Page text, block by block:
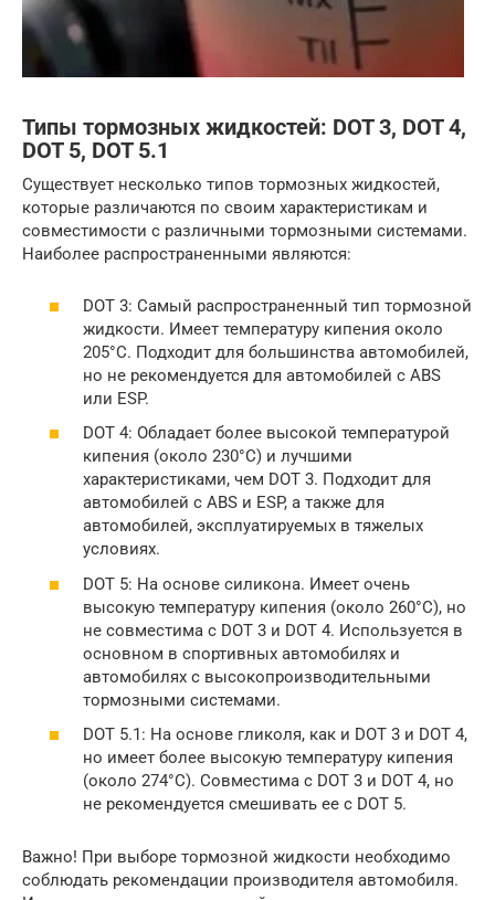
Типы тормозных жидкостей: DOT 3, DOT 4,
DOT 5, DOT 5.1
Существует несколько типов тормозных жидкостей,
которые различаются по своим характеристикам и
совместимости с различными тормозными системами.
Наиболее распространенными являются:
DOT 3: Самый распространенный тип тормозной
жидкости. Имеет температуру кипения около
205°C. Подходит для большинства автомобилей,
но не рекомендуется для автомобилей с ABS
или ESP.
DOT 4: Обладает более высокой температурой
кипения (около 230°C) и лучшими
характеристиками, чем DOT 3. Подходит для
автомобилей с ABS и ESP, а также для
автомобилей, эксплуатируемых в тяжелых
условиях.
DOT 5: На основе силикона. Имеет очень
высокую температуру кипения (около 260°C), но
не совместима с DOT 3 и DOT 4. Используется в
основном в спортивных автомобилях и
автомобилях с высокопроизводительными
тормозными системами.
DOT 5.1: На основе гликоля, как и DOT 3 и DOT 4,
но имеет более высокую температуру кипения
(около 274°C). Совместима с DOT 3 и DOT 4, но
не рекомендуется смешивать ее с DOT 5.
Важно! При выборе тормозной жидкости необходимо
соблюдать рекомендации производителя автомобиля.